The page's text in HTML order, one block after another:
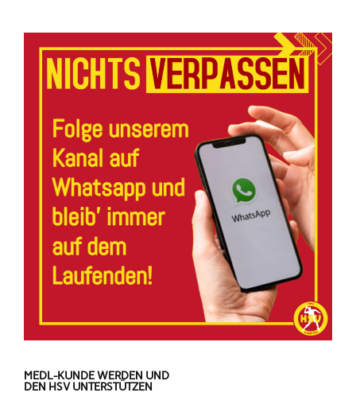
MEDL-KUNDE WERDEN UND
DEN HSV UNTERSTÜTZEN